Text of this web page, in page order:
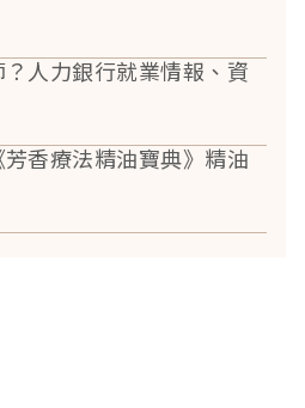
人力銀行就業情報、資
香療法精油寶典》精油